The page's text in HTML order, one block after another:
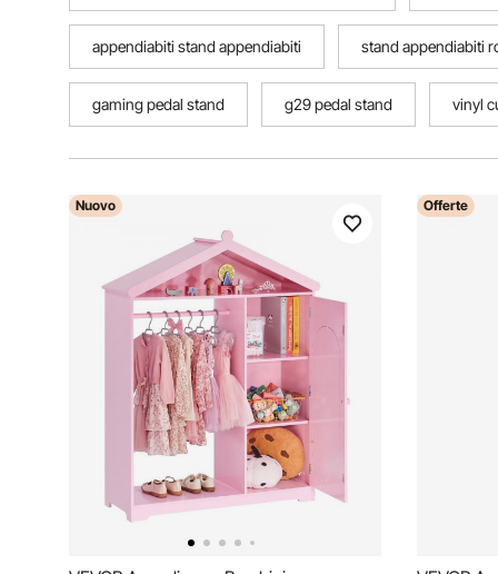
appendiabiti stand appendiabiti stand appendiabiti
gaming pedal stand g29 pedal stand vinyl
Nuovo Offerte